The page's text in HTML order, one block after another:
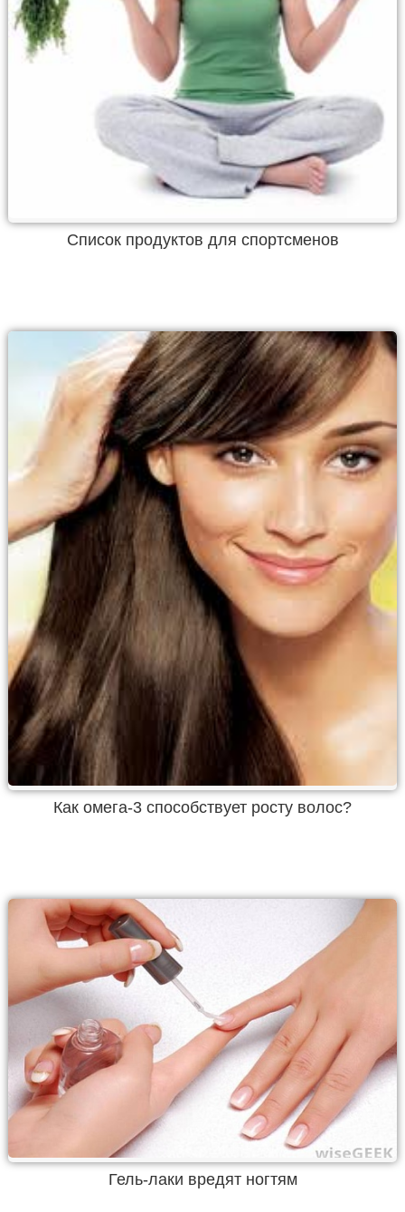
Список продуктов для спортсменов
Как омега-3 способствует росту волос?
Гель-лаки вредят ногтям